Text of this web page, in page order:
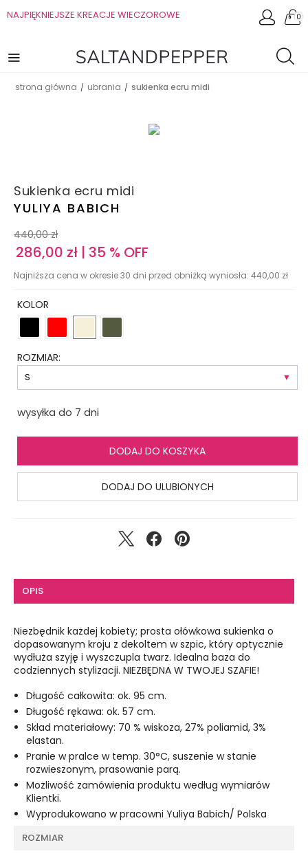
NAJPIĘKNIEJSZE KREACJE WIECZOROWE 0
strona główna / ubrania / sukienka ecru midi
Sukienka ecru midi
YULIYA BABICH
440,00 zł
286,00 zł | 35 % OFF
Najniższa cena w okresie 30 dni przed obniżką wyniosła: 440,00 zł
KOLOR
ROZMIAR:
wysyłka do 7 dni
DODAJ DO KOSZYKA
DODAJ DO ULUBIONYCH
OPIS
Niezbędnik każdej kobiety; prosta ołówkowa sukienka o
dopasowanym kroju z dekoltem w szpic, który optycznie
wydłuża szyję i wyszczupla twarz. Idealna baza do
codziennych stylizacji. NIEZBĘDNA W TWOJEJ SZAFIE!
Długość całkowita: ok. 95 cm.
Długość rękawa: ok. 57 cm.
Skład materiałowy: 70 % wiskoza, 27% poliamid, 3%
elastan.
Pranie w pralce w temp. 30°C, suszenie w stanie
rozwieszonym, prasowanie parą.
Możliwość zamówienia produktu według wymiarów
Klientki.
Wyprodukowano w pracowni Yuliya Babich/ Polska
ROZMIAR